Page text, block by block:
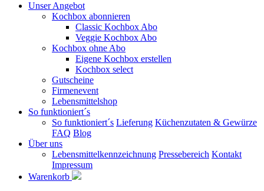
Unser Angebot
Kochbox abonnieren
Classic Kochbox Abo
Veggie Kochbox Abo
Kochbox ohne Abo
Eigene Kochbox erstellen
Kochbox select
Gutscheine
Firmenevent
Lebensmittelshop
So funktioniert´s
So funktioniert´s Lieferung Küchenzutaten & Gewürze
FAQ Blog
Über uns
Lebensmittelkennzeichnung Pressebereich Kontakt
Impressum
Warenkorb